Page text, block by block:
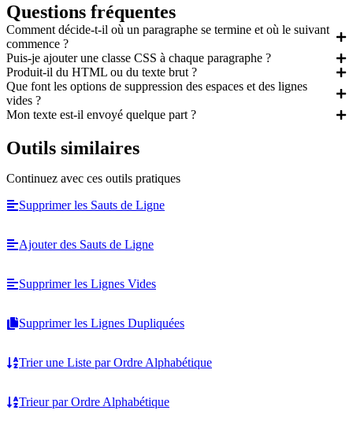
Questions fréquentes
Comment décide-t-il où un paragraphe se termine et où le suivant
commence ?
Puis-je ajouter une classe CSS à chaque paragraphe ?
Produit-il du HTML ou du texte brut ?
Que font les options de suppression des espaces et des lignes
vides ?
Mon texte est-il envoyé quelque part ?
Outils similaires
Continuez avec ces outils pratiques
Supprimer les Sauts de Ligne
Ajouter des Sauts de Ligne
Supprimer les Lignes Vides
Supprimer les Lignes Dupliquées
Trier une Liste par Ordre Alphabétique
Trieur par Ordre Alphabétique